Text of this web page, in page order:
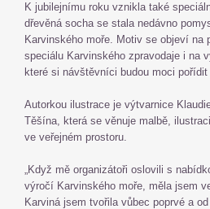
K jubilejnímu roku vznikla také
dřevěná socha se stala nedávno
Karvinského moře. Motiv se objeví na
speciálu Karvinského zpravodaje i na
které si návštěvníci budou moci
Autorkou ilustrace je výtvarnice
Těšína, která se věnuje malbě,
ve veřejném prostoru.
„Když mě organizátoři oslovili s
výročí Karvinského moře, měla jsem
Karviná jsem tvořila vůbec poprvé a